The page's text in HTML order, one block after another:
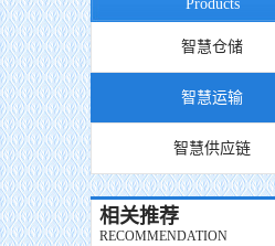
Products
智慧仓储
智慧运输
智慧供应链
相关推荐
RECOMMENDATION